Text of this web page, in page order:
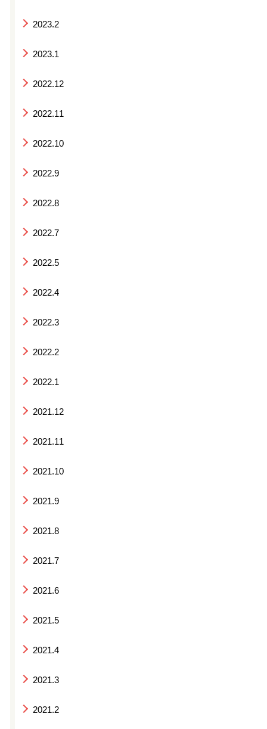
2023.2
2023.1
2022.12
2022.11
2022.10
2022.9
2022.8
2022.7
2022.5
2022.4
2022.3
2022.2
2022.1
2021.12
2021.11
2021.10
2021.9
2021.8
2021.7
2021.6
2021.5
2021.4
2021.3
2021.2